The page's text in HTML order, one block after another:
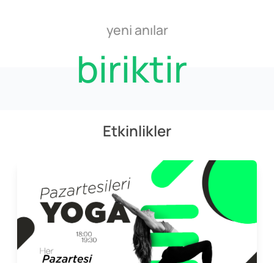
yeni tecrübeler
biriktir
Etkinlikler